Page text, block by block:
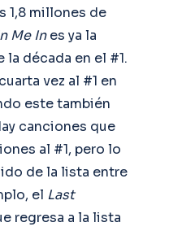
1,8 millones de
Me Ines ya la
década en el #1.
vez al #1 en
este también
canciones que
al #1, pero lo
de la lista entre
el Last
regresa a la lista